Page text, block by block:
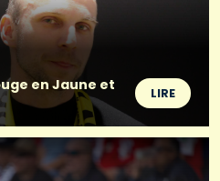
en Jaune et
LIRE